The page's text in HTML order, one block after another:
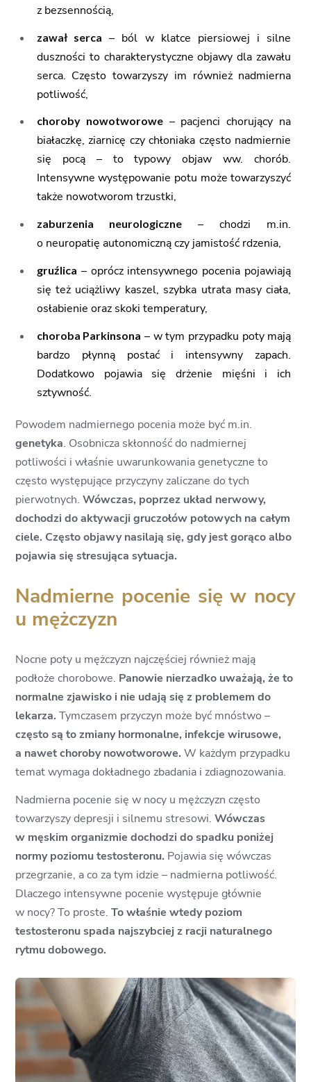
z bezsennością,
zawał serca – ból w klatce piersiowej i silne
duszności to charakterystyczne objawy dla zawału
serca. Często towarzyszy im również nadmierna
potliwość,
choroby nowotworowe – pacjenci chorujący na
białaczkę, ziarnicę czy chłoniaka często nadmiernie
się pocą – to typowy objaw ww. chorób.
Intensywne występowanie potu może towarzyszyć
także nowotworom trzustki,
zaburzenia neurologiczne
– chodzi m.in.
o neuropatię autonomiczną czy jamistość rdzenia,
gruźlica – oprócz intensywnego pocenia pojawiają
się też uciążliwy kaszel, szybka utrata masy ciała,
osłabienie oraz skoki temperatury,
choroba Parkinsona – w tym przypadku poty mają
bardzo płynną postać i intensywny zapach.
Dodatkowo pojawia się drżenie mięśni i ich
sztywność.
Powodem nadmiernego pocenia może być m.in.
genetyka. Osobnicza skłonność do nadmiernej
potliwości i właśnie uwarunkowania genetyczne to
często występujące przyczyny zaliczane do tych
pierwotnych.Wówczas, poprzez układ nerwowy,
dochodzi do aktywacji gruczołów potowych na całym
ciele. Często objawy nasilają się, gdy jest gorąco albo
pojawia się stresująca sytuacja.
Nadmierne pocenie się w nocy
u mężczyzn
Nocne poty u mężczyzn najczęściej również mają
podłoże chorobowe. Panowie nierzadko uważają, że to
normalne zjawisko i nie udają się z problemem do
lekarza.Tymczasem przyczyn może być mnóstwo –
często są to zmiany hormonalne, infekcje wirusowe,
a nawet choroby nowotworowe. W każdym przypadku
temat wymaga dokładnego zbadania i zdiagnozowania.
Nadmierna pocenie się w nocy u mężczyzn często
towarzyszy depresji i silnemu stresowi.Wówczas
w męskim organizmie dochodzi do spadku poniżej
normy poziomu testosteronu. Pojawia się wówczas
przegrzanie, a co za tym idzie – nadmierna potliwość.
Dlaczego intensywne pocenie występuje głównie
w nocy? To proste.To właśnie wtedy poziom
testosteronu spada najszybciej z racji naturalnego
rytmu dobowego.